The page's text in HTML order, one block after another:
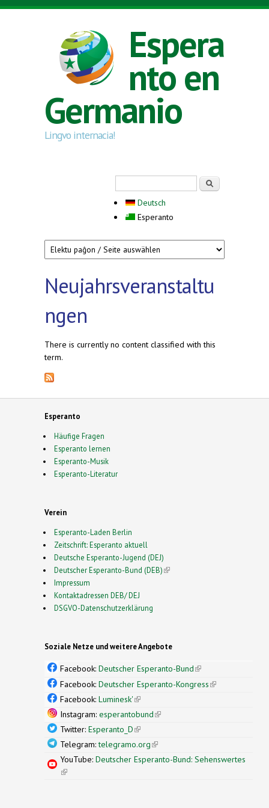
Skip to main content
Espera
nto en
Germanio
Lingvo internacia!
Deutsch
Esperanto
Neujahrsveranstaltu
ngen
There is currently no content classified with this
term.
Esperanto
Häufige Fragen
Esperanto lernen
Esperanto-Musik
Esperanto-Literatur
Verein
Esperanto-Laden Berlin
Zeitschrift: Esperanto aktuell
Deutsche Esperanto-Jugend (DEJ)
Deutscher Esperanto-Bund (DEB)(link is external)
Impressum
Kontaktadressen DEB/ DEJ
DSGVO-Datenschutzerklärung
Soziale Netze und weitere Angebote
Facebook: Deutscher Esperanto-Bund(link is
external)
Facebook: Deutscher Esperanto-Kongress(link is
Facebook: Luminesk'(link is external)
Instagram: esperantobund(link is external)
Twitter: Esperanto_D(link is external)
Telegram:telegramo.org(link is external)
YouTube: Deutscher Esperanto-Bund: Sehenswertes
(link is external)